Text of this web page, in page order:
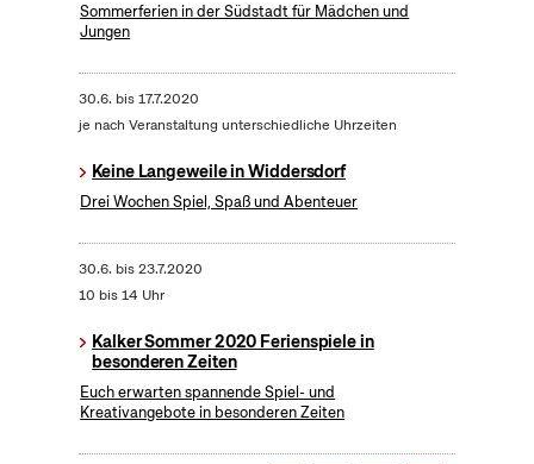
Sommerferien in der Südstadt für Mädchen und
Jungen
30.6. bis17.7.2020
je nach Veranstaltung unterschiedliche Uhrzeiten
Keine Langeweile in Widdersdorf
Drei Wochen Spiel, Spaß und Abenteuer
30.6. bis23.7.2020
10 bis 14 Uhr
Kalker Sommer 2020 Ferienspiele in
besonderen Zeiten
Euch erwarten spannende Spiel- und
Kreativangebote in besonderen Zeiten